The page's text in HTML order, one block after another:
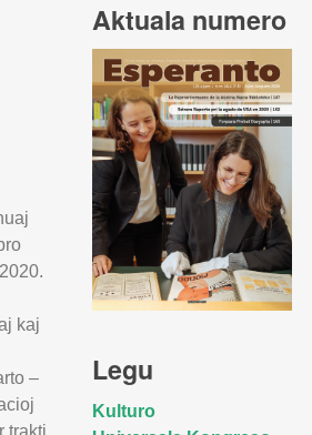
kaj
–
trakti
Aktuala numero
Legu
Kulturo